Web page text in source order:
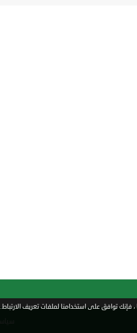
توافق على استخدامنا لملفات تعريف الارتباط.